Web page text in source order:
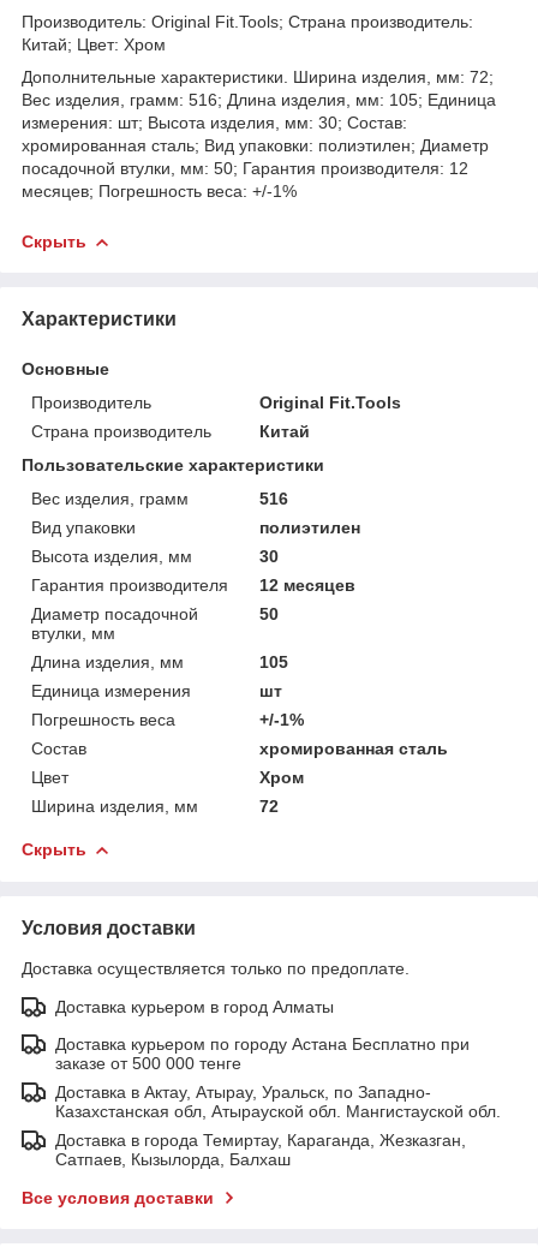
Производитель: Original Fit.Tools; Страна производитель:
Китай; Цвет: Хром
Дополнительные характеристики. Ширина изделия, мм: 72;
Вес изделия, грамм: 516; Длина изделия, мм: 105; Единица
измерения: шт; Высота изделия, мм: 30; Состав:
хромированная сталь; Вид упаковки: полиэтилен; Диаметр
посадочной втулки, мм: 50; Гарантия производителя: 12
месяцев; Погрешность веса: +/-1%
Скрыть
Характеристики
Основные
Производитель
Original Fit.Tools
Страна производитель
Китай
Пользовательские характеристики
Вес изделия, грамм
516
Вид упаковки
полиэтилен
Высота изделия, мм
30
Гарантия производителя
12 месяцев
Диаметр посадочной
втулки, мм
50
Длина изделия, мм
105
Единица измерения
шт
Погрешность веса
+/-1%
Состав
хромированная сталь
Цвет
Хром
Ширина изделия, мм
72
Скрыть
Условия доставки
Доставка осуществляется только по предоплате.
Доставка курьером в город Алматы
Доставка курьером по городу Астана Бесплатно при
заказе от 500 000 тенге
Доставка в Актау, Атырау, Уральск, по Западно-
Казахстанская обл, Атырауской обл. Мангистауской обл.
Доставка в города Темиртау, Караганда, Жезказган,
Сатпаев, Кызылорда, Балхаш
Все условия доставки